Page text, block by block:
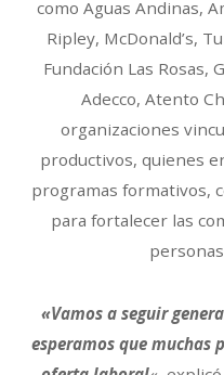
como Aguas Andinas,
Ripley, McDonald’s,
Fundación Las Rosas,
Adecco, Atento
organizaciones
productivos, quienes
programas formativos,
para fortalecer las
«Vamos a seguir
esperamos que muchas